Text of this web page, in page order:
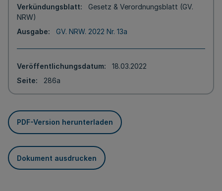
Verkündungsblatt
Gesetz & Verordnungsblatt (GV.
NRW)
Ausgabe
GV. NRW. 2022 Nr. 13a
Veröffentlichungsdatum
18.03.2022
Seite
286a
PDF-Version herunterladen
Dokument ausdrucken